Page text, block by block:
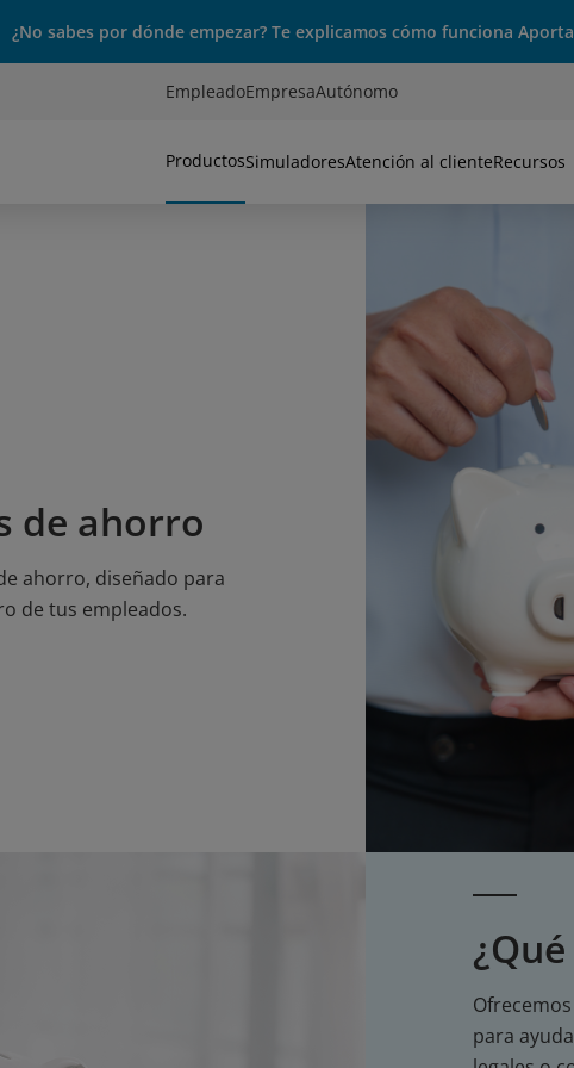
¿No sabes por dónde empezar? Te explicamos cómo funciona
EmpleadoEmpresaAutónomo
ProductosSimuladoresAtención al clienteRecursos
de ahorro
ahorro, diseñado para
de tus empleados.
para